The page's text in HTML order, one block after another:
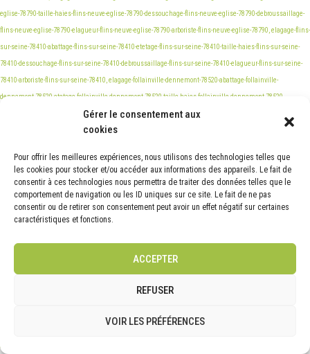
Gérer le consentement aux
cookies
Pour offrir les meilleures expériences, nous utilisons des technologies telles que
les cookies pour stocker et/ou accéder aux informations des appareils. Le fait de
consentir à ces technologies nous permettra de traiter des données telles que le
comportement de navigation ou les ID uniques sur ce site. Le fait de ne pas
consentir ou de retirer son consentement peut avoir un effet négatif sur certaines
caractéristiques et fonctions.
ACCEPTER
REFUSER
VOIR LES PRÉFÉRENCES